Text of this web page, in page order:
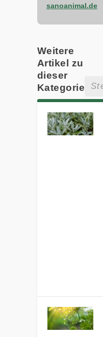
sanoanimal.de
Weitere
Artikel zu
dieser
Kategorie